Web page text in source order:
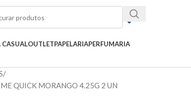
OUTLETPAPELARIAPERFUMARIA
QUICK MORANGO 4.25G 2 UN